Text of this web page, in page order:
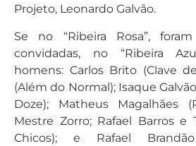
Projeto, Leonardo Galvão.
Se no “Ribeira Rosa”,
convidadas, no “Ribeira
homens: Carlos Brito (Clave
(Além do Normal); Isaque
Doze); Matheus Magalhães
Mestre Zorro; Rafael Barros e
Chicos); e Rafael